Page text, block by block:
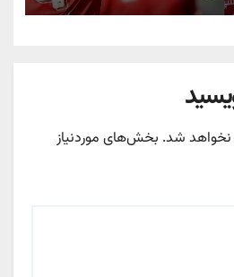
نخواهد شد. بخش‌های موردنیاز